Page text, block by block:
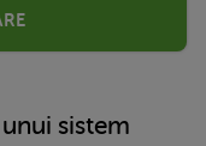
sistem